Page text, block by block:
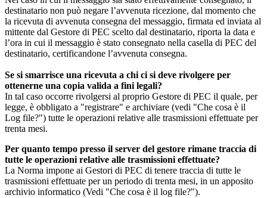
destinatario non può negare l’avvenuta ricezione, dal momento che
la ricevuta di avvenuta consegna del messaggio, firmata ed inviata al
mittente dal Gestore di PEC scelto dal destinatario, riporta la data e
l’ora in cui il messaggio è stato consegnato nella casella di PEC del
destinatario, certificandone l’avvenuta consegna.
Se si smarrisce una ricevuta a chi ci si deve rivolgere per
ottenerne una copia valida a fini legali?
In tal caso occorre rivolgersi al proprio Gestore di PEC il quale, per
legge, è obbligato a "registrare" e archiviare (vedi "Che cosa è il
Log file?") tutte le operazioni relative alle trasmissioni effettuate per
trenta mesi.
Per quanto tempo presso il server del gestore rimane traccia di
tutte le operazioni relative alle trasmissioni effettuate?
La Norma impone ai Gestori di PEC di tenere traccia di tutte le
trasmissioni effettuate per un periodo di trenta mesi, in un apposito
archivio informatico (Vedi "Che cosa è il log file?").